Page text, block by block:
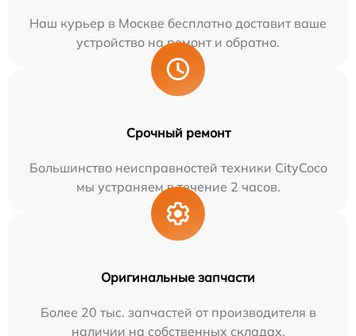
Наш курьер в Москве бесплатно доставит ваше
устройство на ремонт и обратно.
Срочный ремонт
Большинство неисправностей техники CityCoco
мы устраняем в течение 2 часов.
Оригинальные запчасти
Более 20 тыс. запчастей от производителя в
наличии на собственных складах.